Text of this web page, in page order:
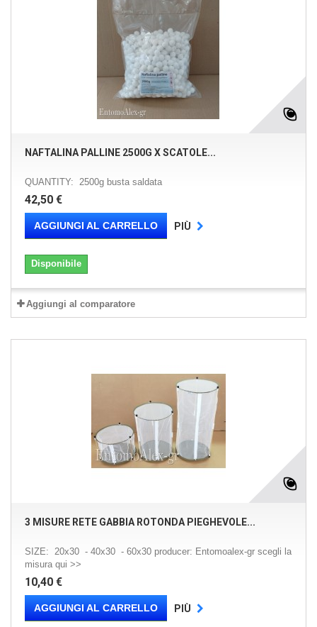
NAFTALINA PALLINE 2500G X SCATOLE...
QUANTITY: 2500g busta saldata
42,50 €
AGGIUNGI AL CARRELLO PIÙ
Disponibile
Aggiungi al comparatore
3 MISURE RETE GABBIA ROTONDA PIEGHEVOLE...
SIZE: 20x30 - 40x30 - 60x30 producer: Entomoalex-gr scegli la
misura qui >>
10,40 €
AGGIUNGI AL CARRELLO PIÙ